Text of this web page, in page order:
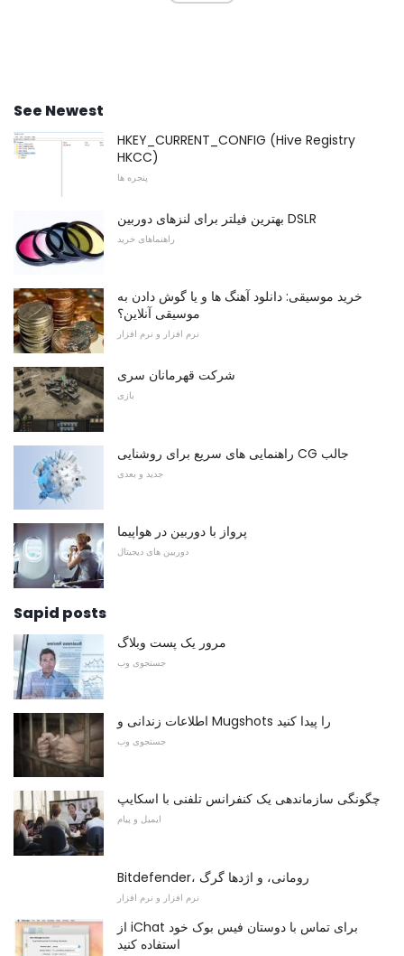
See Newest
HKEY_CURRENT_CONFIG (Hive Registry
HKCC)
پنجره ها
بهترین فیلتر برای لنزهای دوربین DSLR
راهنماهای خرید
خرید موسیقی: دانلود آهنگ ها و یا گوش دادن به
موسیقی آنلاین؟
نرم افزار و نرم افزار
شرکت قهرمانان سری
بازی
راهنمایی های سریع برای روشنایی CG جالب
جدید و بعدی
پرواز با دوربین در هواپیما
دوربین های دیجیتال
Sapid posts
مرور یک پست وبلاگ
جستجوی وب
اطلاعات زندانی و Mugshots را پیدا کنید
جستجوی وب
چگونگی سازماندهی یک کنفرانس تلفنی با اسکایپ
ایمیل و پیام
Bitdefender، رومانی، و اژدها گرگ
نرم افزار و نرم افزار
از iChat برای تماس با دوستان فیس بوک خود
استفاده کنید